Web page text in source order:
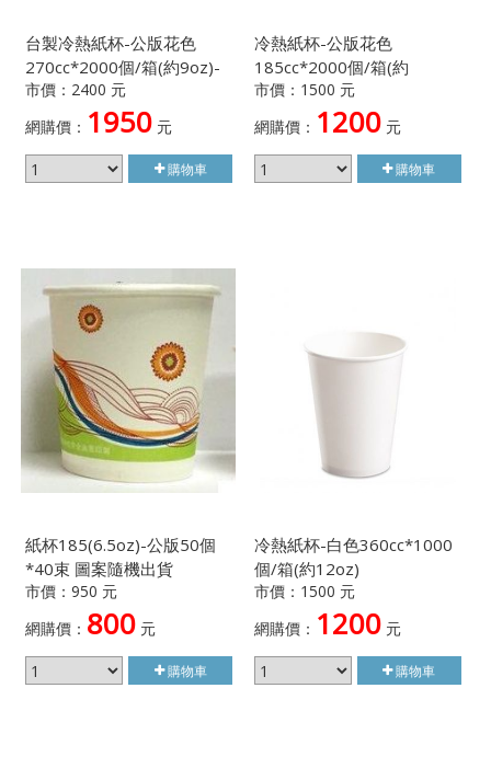
台製冷熱紙杯-公版花色
270cc*2000個/箱(約9oz)-
顏色隨機出貨不挑款
市價：2400 元
網購價： 1950 元
購物車
冷熱紙杯-公版花色
185cc*2000個/箱(約
6.5oz)-顏色隨機出貨不挑款
市價：1500 元
網購價： 1200元
購物車
紙杯185(6.5oz)-公版50個
*40束 圖案隨機出貨
市價：950 元
網購價： 800 元
購物車
冷熱紙杯-白色360cc*1000
個/箱(約12oz)
市價：1500 元
網購價： 1200元
購物車